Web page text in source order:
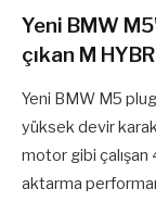
Yeni BMW
çıkan M
Yeni BMW M5
yüksek devir
motor gibi
aktarma